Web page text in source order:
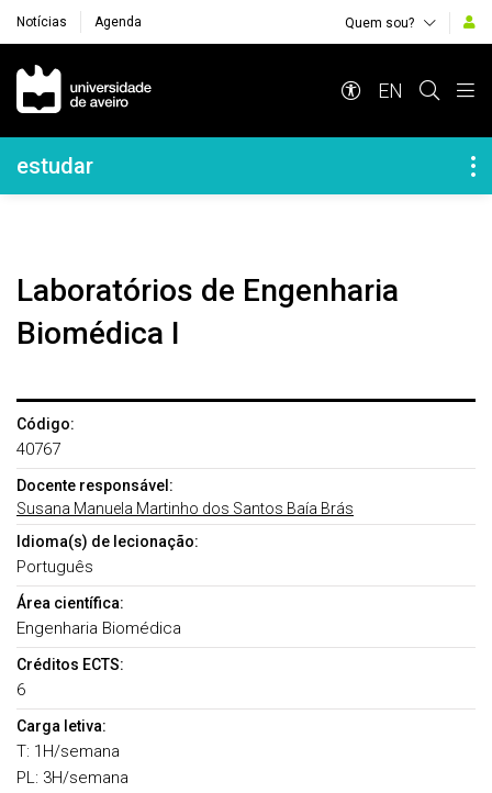
Notícias Agenda Quem sou?
Navegação Principal
EN
Navegação Lateral
estudar
Laboratórios de Engenharia
Biomédica I
Código:
40767
Docente responsável:
Susana Manuela Martinho dos Santos Baía Brás
Idioma(s) de lecionação:
Português
Área científica:
Engenharia Biomédica
Créditos ECTS:
6
Carga letiva:
T: 1H/semana
PL: 3H/semana